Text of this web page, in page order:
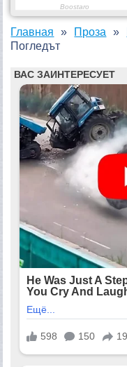
Главная Проза
Погледът